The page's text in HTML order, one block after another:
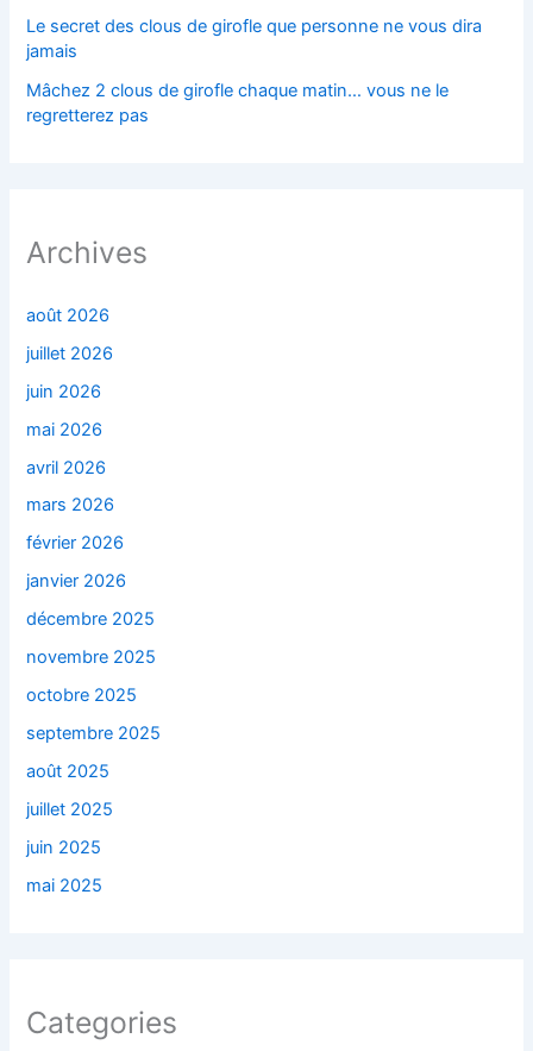
Le secret des clous de girofle que personne ne vous dira
jamais
Mâchez 2 clous de girofle chaque matin… vous ne le
regretterez pas
Archives
août 2026
juillet 2026
juin 2026
mai 2026
avril 2026
mars 2026
février 2026
janvier 2026
décembre 2025
novembre 2025
octobre 2025
septembre 2025
août 2025
juillet 2025
juin 2025
mai 2025
Categories